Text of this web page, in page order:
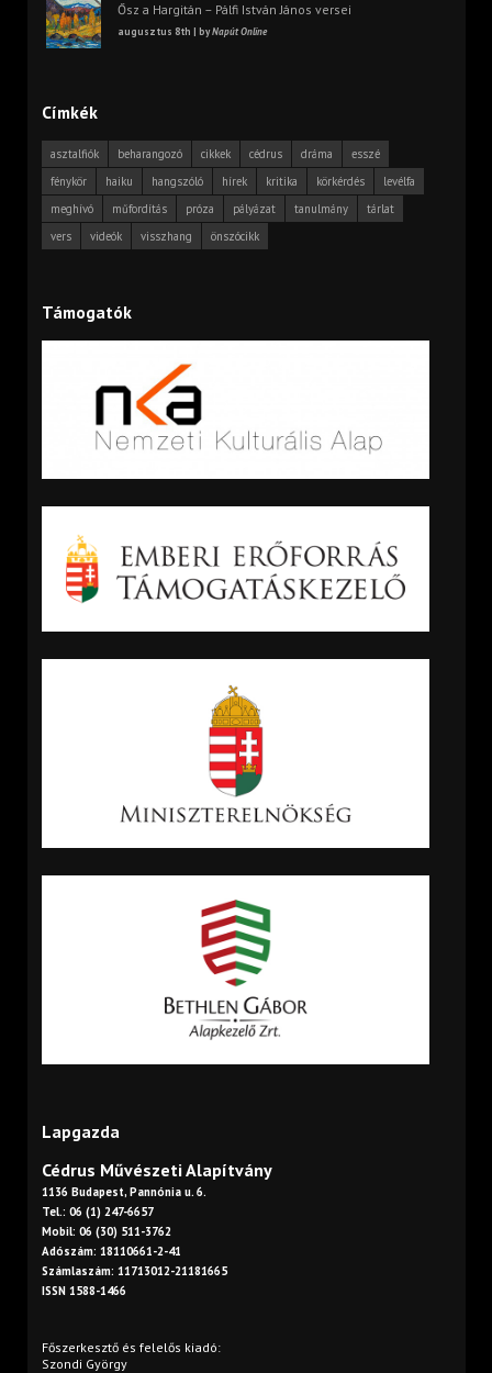
Ősz a Hargitán – Pálfi István János versei
augusztus 8th | byNapút Online
Címkék
asztalfiók beharangozó cikkek cédrus dráma
esszé
fénykör
haiku hangszóló hírek kritika körkérdés
levélfa
meghívó
műfordítás próza pályázat tanulmány
tárlat
vers
videók visszhang önszócikk
Támogatók
Lapgazda
Cédrus Művészeti Alapítvány
1136 Budapest, Pannónia u. 6.
Tel.: 06 (1) 247-6657
Mobil: 06 (30) 511-3762
Adószám: 18110661-2-41
Számlaszám: 11713012-21181665
ISSN 1588-1466
Főszerkesztő és felelős kiadó:
Szondi György